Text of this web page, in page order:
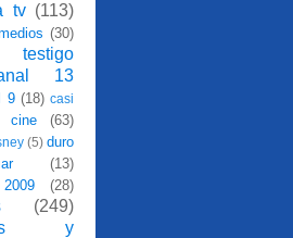
tv (113)
(30)
testigo
13
9 (18) casi
cine
(63)
(5) duro
(13)
(28)
(249)
y